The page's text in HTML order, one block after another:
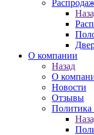
О компании
Назад
О
Новости
Отзывы
Политика